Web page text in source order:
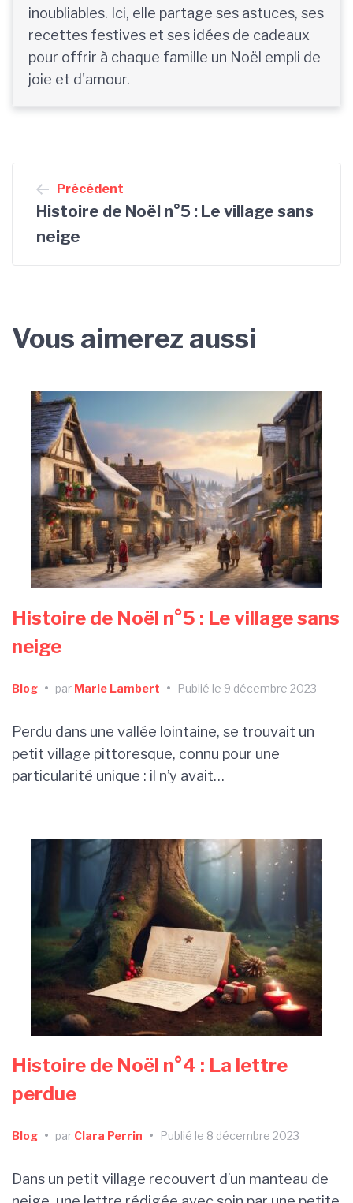
inoubliables. Ici, elle partage ses astuces, ses
recettes festives et ses idées de cadeaux
pour offrir à chaque famille un Noël empli de
joie et d'amour.
l’article
Précédent
Histoire de Noël n°5 : Le village sans
neige
Vous aimerez aussi
Histoire de Noël n°5 : Le village sans
neige
Blog • par Marie Lambert • Publié le 9 décembre 2023
Perdu dans une vallée lointaine, se trouvait un
petit village pittoresque, connu pour une
particularité unique : il n’y avait…
Histoire de Noël n°4 : La lettre
perdue
Blog • par Clara Perrin • Publié le 8 décembre 2023
Dans un petit village recouvert d’un manteau de